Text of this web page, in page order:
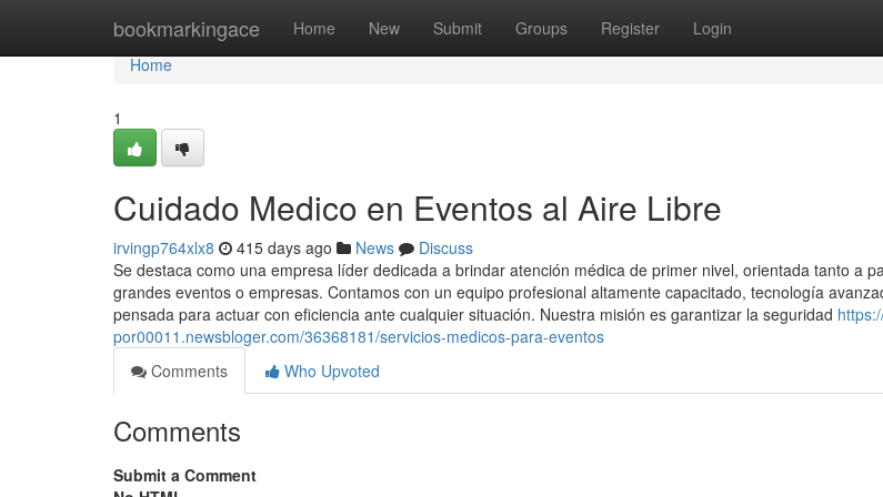
bookmarkingace Home New Submit Groups Register Login
Home
Home
1
Cuidado Medico en Eventos al Aire Libre
irvingp764xlx8 415 days ago News
Discuss
Se destaca como una empresa líder dedicada a brindar atención médica de primer nivel, orientada tanto a
grandes eventos o empresas. Contamos con un equipo profesional altamente capacitado, tecnología
pensada para actuar con eficiencia ante cualquier situación. Nuestra misión es garantizar la seguridad
por00011.newsbloger.com/36368181/servicios-medicos-para-eventos
Comments
Who Upvoted
Comments
Submit a Comment